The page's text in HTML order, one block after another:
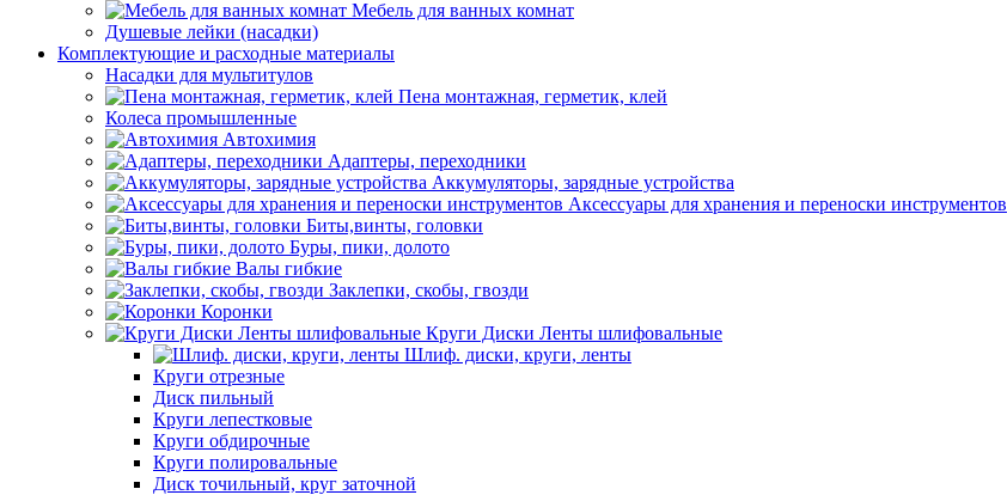
Мебель для ванных комнат
Душевые лейки (насадки)
Комплектующие и расходные материалы
Насадки для мультитулов
Пена монтажная, герметик, клей
Колеса промышленные
Автохимия
Адаптеры, переходники
Аккумуляторы, зарядные устройства
Аксессуары для хранения и переноски инструментов
Биты,винты, головки
Буры, пики, долото
Валы гибкие
Заклепки, скобы, гвозди
Коронки
Круги Диски Ленты шлифовальные
Шлиф. диски, круги, ленты
Круги отрезные
Диск пильный
Круги лепестковые
Круги обдирочные
Круги полировальные
Диск точильный, круг заточной